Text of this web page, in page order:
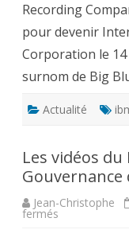
Recording
pour devenir
Corporation le
surnom de Big
Actualité
Les vidéos
Gouvernance
Jean-Christophe
fermés